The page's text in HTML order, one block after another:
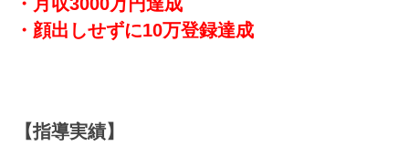
・顔出しせずに10万登録達成
【指導実績】